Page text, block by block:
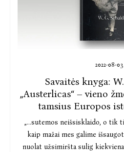
2022-08-03
Savaitės knyga:
„Austerlicas“ – vieno
tamsius Europos
„...sutemos neišsisklaido, o tik
kaip mažai mes galime
nuolat užsimiršta sulig